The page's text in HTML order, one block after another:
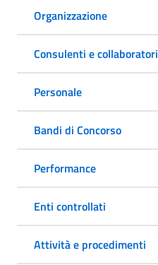
Organizzazione
Consulenti e collaboratori
Personale
Bandi di Concorso
Performance
Enti controllati
Attività e procedimenti